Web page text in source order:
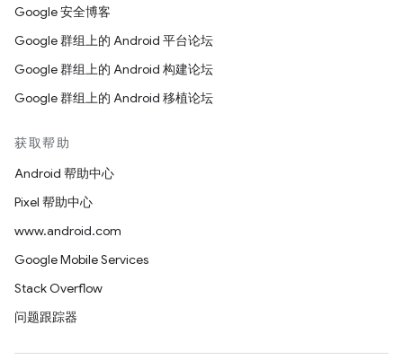
Google 安全博客
Google 群组上的 Android 平台论坛
Google 群组上的 Android 构建论坛
Google 群组上的 Android 移植论坛
获取帮助
Android 帮助中心
Pixel 帮助中心
www.android.com
Google Mobile Services
Stack Overflow
问题跟踪器